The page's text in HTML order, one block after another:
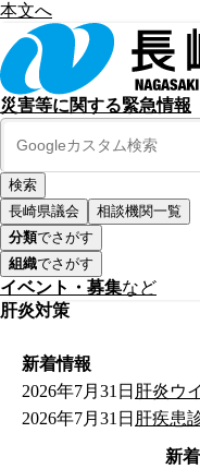
本文へ
災害等に関する緊急情報
長崎県議会
相談機関一覧
分類でさがす
組織でさがす
イベント・募集など
肝炎対策
新着情報
2026年7月31日 肝炎ウ
2026年7月31日 肝疾患
新